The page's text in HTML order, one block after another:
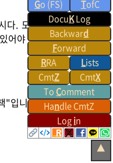
Go (FS) TofC
DocuKLog
Backward
Forward
RRA Lists
CmtZ CmtX
To Comment
Handle CmtZ
Login
▲
다. 도서관 시스템에서는
어야 합니다. 이를 위해
"입니다. 각 책은 고유한